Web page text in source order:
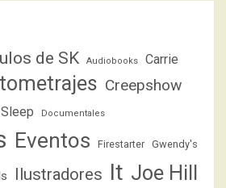
de SK Audiobooks Carrie
Creepshow
Documentales
Eventos Firestarter Gwendy's
Ilustradores It Joe Hill